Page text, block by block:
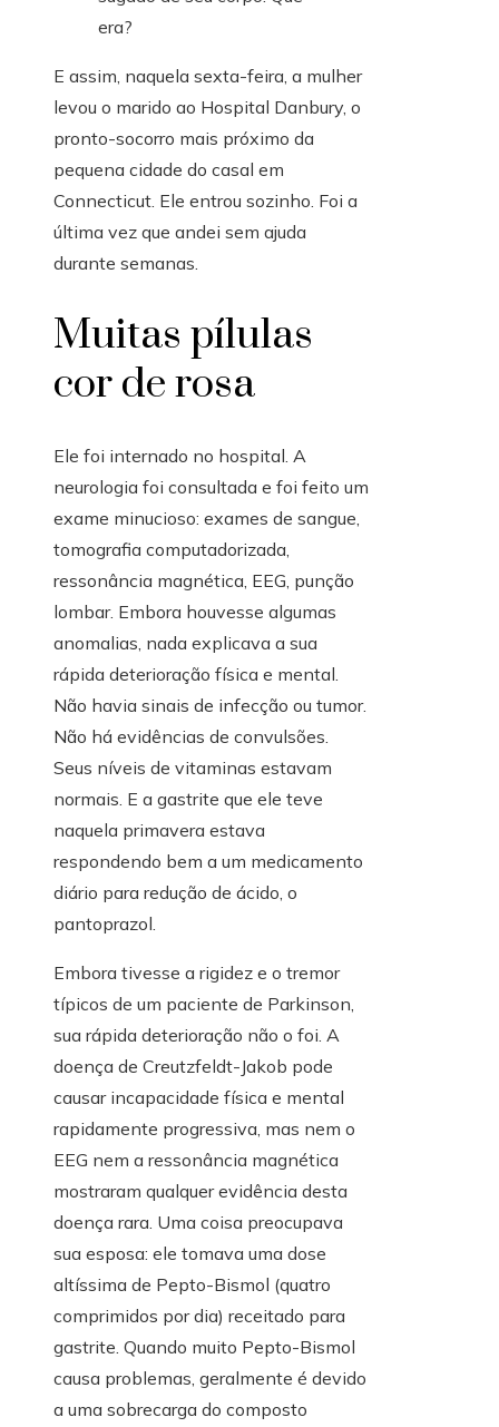
E assim, naquela sexta-feira, a mulher
levou o marido ao Hospital Danbury, o
pronto-socorro mais próximo da
pequena cidade do casal em
Connecticut. Ele entrou sozinho. Foi a
última vez que andei sem ajuda
durante semanas.
Muitas pílulas
cor de rosa
Ele foi internado no hospital. A
neurologia foi consultada e foi feito um
exame minucioso: exames de sangue,
tomografia computadorizada,
ressonância magnética, EEG, punção
lombar. Embora houvesse algumas
anomalias, nada explicava a sua
rápida deterioração física e mental.
Não havia sinais de infecção ou tumor.
Não há evidências de convulsões.
Seus níveis de vitaminas estavam
normais. E a gastrite que ele teve
naquela primavera estava
respondendo bem a um medicamento
diário para redução de ácido, o
pantoprazol.
Embora tivesse a rigidez e o tremor
típicos de um paciente de Parkinson,
sua rápida deterioração não o foi. A
doença de Creutzfeldt-Jakob pode
causar incapacidade física e mental
rapidamente progressiva, mas nem o
EEG nem a ressonância magnética
mostraram qualquer evidência desta
doença rara. Uma coisa preocupava
sua esposa: ele tomava uma dose
altíssima de Pepto-Bismol (quatro
comprimidos por dia) receitado para
gastrite. Quando muito Pepto-Bismol
causa problemas, geralmente é devido
a uma sobrecarga do composto